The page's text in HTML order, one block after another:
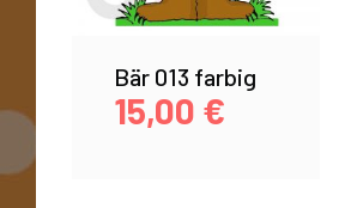
Bär 013 farbig
15,00 €